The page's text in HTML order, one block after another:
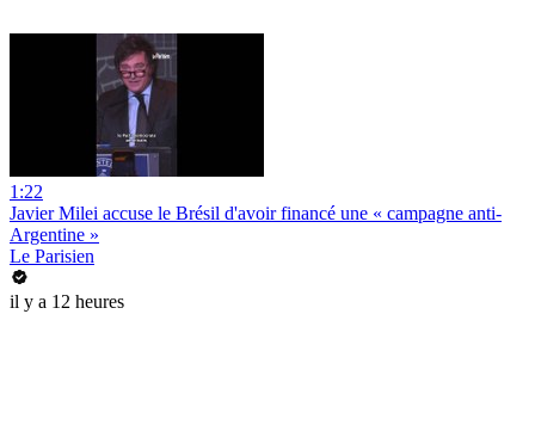
1:22
Javier Milei accuse le Brésil d'avoir financé une « campagne anti-
Argentine »
Le Parisien
il y a 12 heures